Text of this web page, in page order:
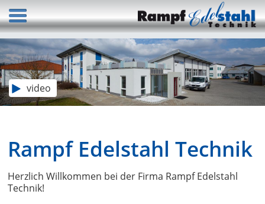
video
Rampf Edelstahl Technik
Herzlich Willkommen bei der Firma Rampf Edelstahl
Technik!